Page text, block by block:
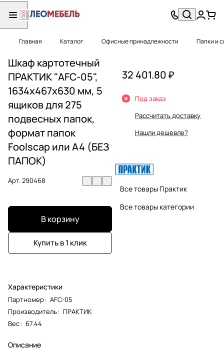
Главная Каталог Офисные принадлежности Папки и
Шкаф картотечный
ПРАКТИК "AFC-05",
1634х467х630 мм, 5
ящиков для 275
подвесных папок,
формат папок
Foolscap или A4 (БЕЗ
ПАПОК)
Арт.290468
В корзину
Купить в 1 клик
Характеристики
Партномер: AFC-05
Производитель: ПРАКТИК
Вес: 67.44
Описание
32 401.80 ₽
Под заказ
Рассчитать доставку
Нашли дешевле?
Все товары Практик
Все товары категории